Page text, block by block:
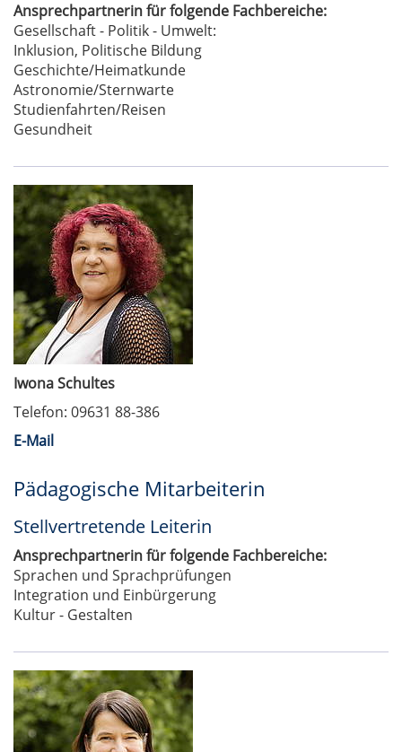
Ansprechpartnerin für folgende Fachbereiche:
Gesellschaft - Politik - Umwelt:
Inklusion, Politische Bildung
Geschichte/Heimatkunde
Astronomie/Sternwarte
Studienfahrten/Reisen
Gesundheit
Iwona Schultes
Telefon: 09631 88-386
E-Mail
Pädagogische Mitarbeiterin
Stellvertretende Leiterin
Ansprechpartnerin für folgende Fachbereiche:
Sprachen und Sprachprüfungen
Integration und Einbürgerung
Kultur - Gestalten